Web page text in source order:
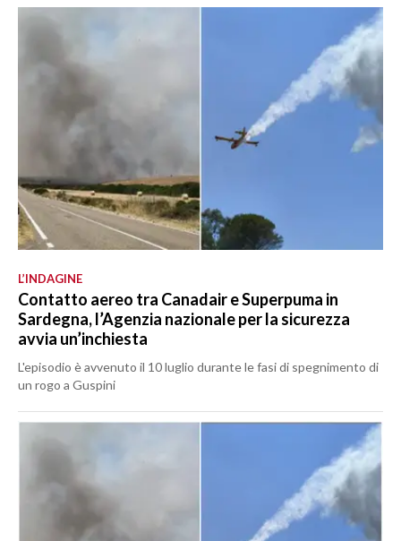
L’INDAGINE
Contatto aereo tra Canadair e Superpuma in
Sardegna, l’Agenzia nazionale per la sicurezza
avvia un’inchiesta
L'episodio è avvenuto il 10 luglio durante le fasi di spegnimento di
un rogo a Guspini